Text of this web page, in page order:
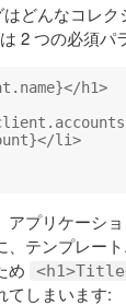
はどんなコレ
2 つの必須パ
h1>
li>
プリケーシ
、テンプレー
め
てしまいます: